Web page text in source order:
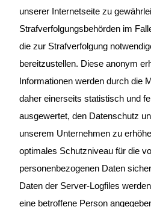
unserer Internetseite zu
Strafverfolgungsbehörden im
die zur Strafverfolgung
bereitzustellen. Diese anonym
Informationen werden durch die
daher einerseits statistisch und
ausgewertet, den Datenschutz
unserem Unternehmen zu
optimales Schutzniveau für die
personenbezogenen Daten
Daten der Server-Logfiles
eine betroffene Person